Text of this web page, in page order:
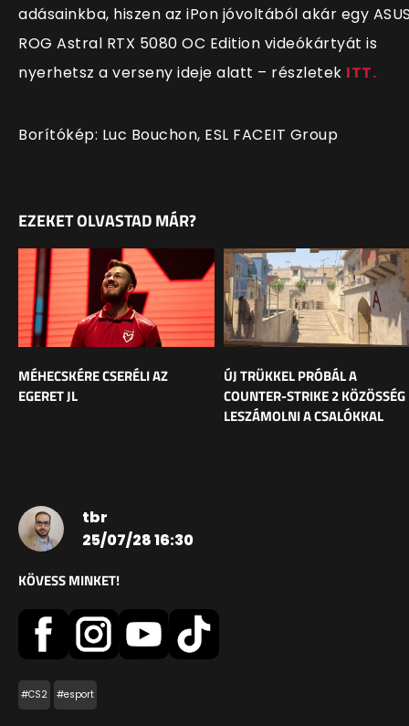
adásainkba, hiszen az iPon jóvoltából akár egy
ROG Astral RTX 5080 OC Edition videókártyát is
nyerhetsz a verseny ideje alatt – részletek ITT.
Borítókép: Luc Bouchon, ESL FACEIT Group
EZEKET OLVASTAD MÁR?
MÉHECSKÉRE CSERÉLI AZ
EGERET JL
ÚJ TRÜKKEL PRÓBÁL A
COUNTER-STRIKE 2 KÖZÖSSÉG
LESZÁMOLNI A CSALÓKKAL
tbr
25/07/28 16:30
KÖVESS MINKET!
#CS2 #esport